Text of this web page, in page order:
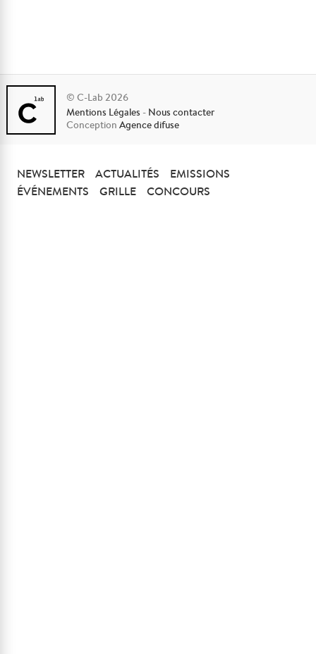
© C-Lab 2026
Mentions Légales - Nous contacter
ConceptionAgence difuse
NEWSLETTER ACTUALITÉS
EMISSIONS
ÉVÉNEMENTS
GRILLE CONCOURS